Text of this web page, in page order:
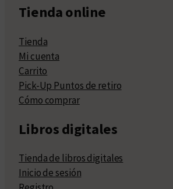
Tienda online
Tienda
Mi cuenta
Carrito
Pick-Up Puntos de retiro
Cómo comprar
Libros digitales
Tienda de libros digitales
Inicio de sesión